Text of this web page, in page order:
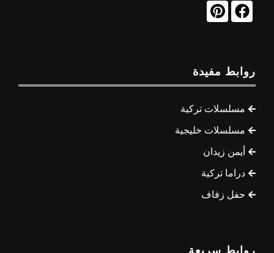
روابط مفيدة
مسلسلات تركية
مسلسلات خليجية
أيمن زيدان
دراما تركية
حفل زفاف